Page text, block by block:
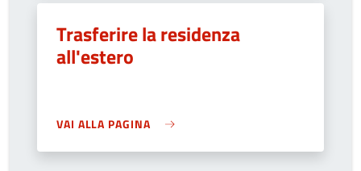
Trasferire la residenza
all'estero
VAI ALLA PAGINA